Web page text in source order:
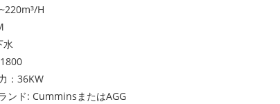
CUシリーズ 825-3438 kVA
Mシリーズ 1100～4000 kVA
H
水
：36KW
ンド: CumminsまたはAGG